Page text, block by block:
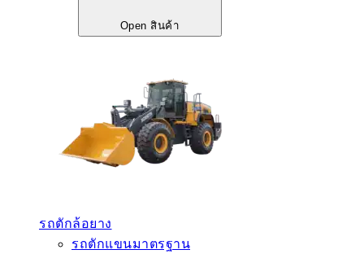
Open สินค้า
รถตักล้อยาง
รถตักแขนมาตรฐาน